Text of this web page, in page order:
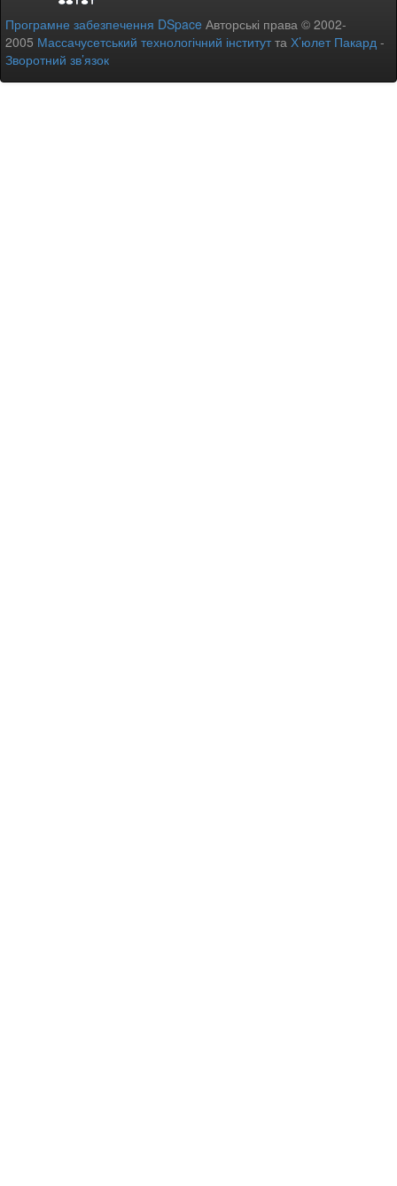
Програмне забезпечення DSpace Авторські права © 2002-
2005 Массачусетський технологічний інститутта Х’юлет Пакард -
Зворотний зв’язок